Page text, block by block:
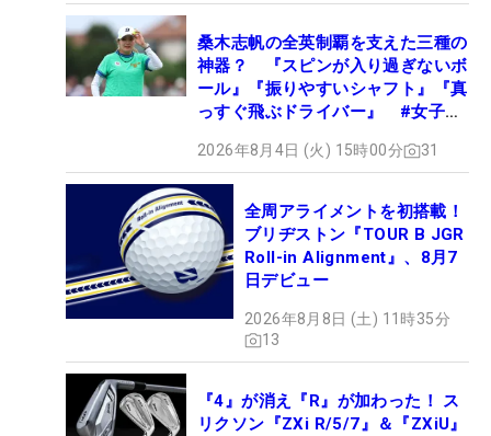
桑木志帆の全英制覇を支えた三種の
神器？ 『スピンが入り過ぎないボ
ール』『振りやすいシャフト』『真
っすぐ飛ぶドライバー』 #女子プ
2026年8月4日 (火) 15時00分 31
全周アライメントを初搭載！
ブリヂストン『TOUR B JGR
Roll-in Alignment』、8月7
日デビュー
2026年8月8日 (土) 11時35分
13
『4』が消え『R』が加わった！ ス
リクソン『ZXi R/5/7』＆『ZXiU』